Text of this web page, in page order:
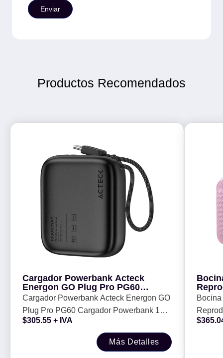
Productos Recomendados
Cargador Powerbank Acteck
Energon GO Plug Pro PG60
Cargador Powerbank 10 - 000 mAh
Cargador Powerbank Acteck Energon GO
Plug Pro PG60 Cargador Powerbank 10 -
000 mAh
$305.55 + IVA
Más Detalles
$